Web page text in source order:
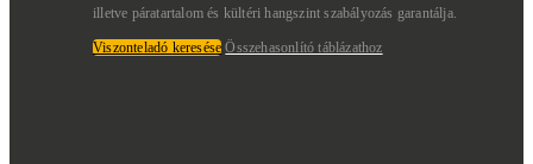
illetve páratartalom és kültéri hangszint szabályozás garantálja.
Viszonteladó keresése Összehasonlító táblázathoz